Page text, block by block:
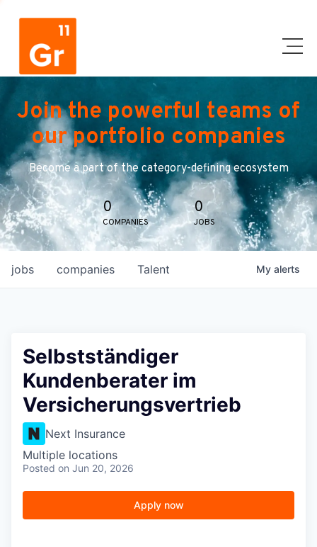
Join the powerful teams of
our portfolio companies
Become a part of the category-defining ecosystem
0
COMPANIES
0
JOBS
jobs companies Talent My alerts
Selbstständiger
Kundenberater im
Versicherungsvertrieb
Next Insurance
Multiple locations
Posted on Jun 20, 2026
Apply now